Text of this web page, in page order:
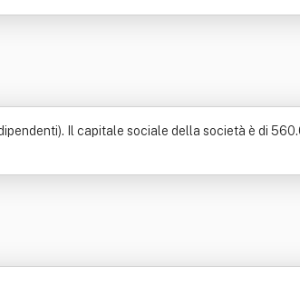
Il capitale sociale della società è di